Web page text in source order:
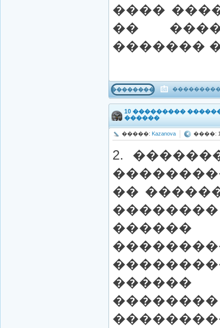
����
��
�������
���������
10 ���������
������
�����: Kazanova ����:
2.
��
������